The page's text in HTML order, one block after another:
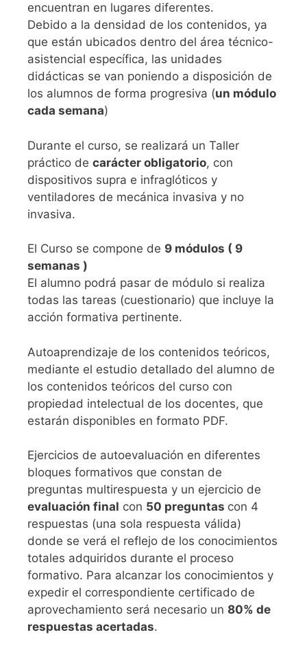
encuentran en lugares diferentes.
Debido a la densidad de los contenidos, ya
que están ubicados dentro del área técnico-
asistencial específica, las unidades
didácticas se van poniendo a disposición de
los alumnos de forma progresiva (un módulo
cada semana)
Durante el curso, se realizará un Taller
práctico de carácter obligatorio, con
dispositivos supra e infraglóticos y
ventiladores de mecánica invasiva y no
invasiva.
El Curso se compone de 9 módulos ( 9
semanas )
El alumno podrá pasar de módulo si realiza
todas las tareas (cuestionario) que incluye la
acción formativa pertinente.
Autoaprendizaje de los contenidos teóricos,
mediante el estudio detallado del alumno de
los contenidos teóricos del curso con
propiedad intelectual de los docentes, que
estarán disponibles en formato PDF.
Ejercicios de autoevaluación en diferentes
bloques formativos que constan de
preguntas multirespuesta y un ejercicio de
evaluación final con 50 preguntas con 4
respuestas (una sola respuesta válida)
donde se verá el reflejo de los conocimientos
totales adquiridos durante el proceso
formativo. Para alcanzar los conocimientos y
expedir el correspondiente certificado de
aprovechamiento será necesario un 80% de
respuestas acertadas.